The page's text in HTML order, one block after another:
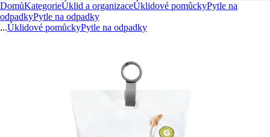
DomůKategorieÚklid a organizaceÚklidové pomůckyPytle na
odpadkyPytle na odpadky
...Úklidové pomůckyPytle na odpadky